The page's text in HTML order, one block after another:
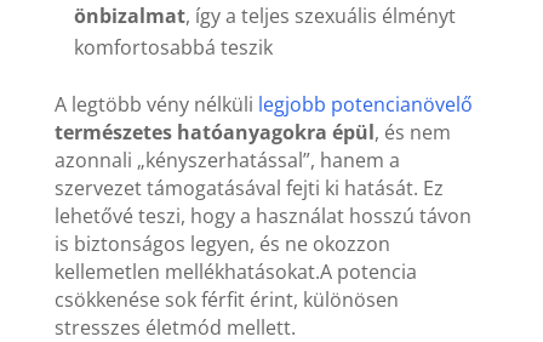
önbizalmat, így a teljes szexuális élményt
komfortosabbá teszik
A legtöbb vény nélküli legjobb potencianövelő
természetes hatóanyagokra épül, és nem
azonnali „kényszerhatással”, hanem a
szervezet támogatásával fejti ki hatását. Ez
lehetővé teszi, hogy a használat hosszú távon
is biztonságos legyen, és ne okozzon
kellemetlen mellékhatásokat.A potencia
csökkenése sok férfit érint, különösen
stresszes életmód mellett.